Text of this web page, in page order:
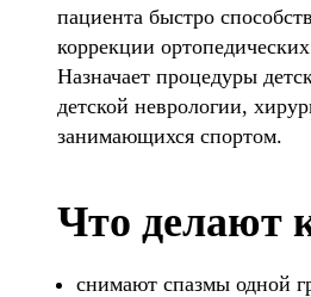
пациента быстро
коррекции
Назначает процедуры
детской неврологии,
занимающихся спортом.
Что делают
снимают спазмы одной